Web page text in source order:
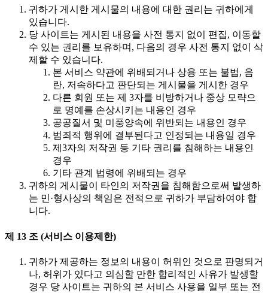
귀하가 게시한 게시물의 내용에 대한 권리는 귀하에게
있습니다.
당 사이트는 게시된 내용을 사전 통지 없이 편집, 이동할
수 있는 권리를 보유하며, 다음의 경우 사전 통지 없이 삭
제할 수 있습니다.
본 서비스 약관에 위배되거나 상용 또는 불법, 음
란, 저속하다고 판단되는 게시물을 게시한 경우
다른 회원 또는 제 3자를 비방하거나 중상 모략으
로 명예를 손상시키는 내용인 경우
공공질서 및 미풍양속에 위반되는 내용인 경우
범죄적 행위에 결부된다고 인정되는 내용일 경우
제3자의 저작권 등 기타 권리를 침해하는 내용인
경우
기타 관계 법령에 위배되는 경우
귀하의 게시물이 타인의 저작권을 침해함으로써 발생하
는 민·형사상의 책임은 전적으로 귀하가 부담하여야 합
니다.
제 13 조 (서비스 이용제한)
귀하가 제공하는 정보의 내용이 허위인 것으로 판명되거
나, 허위가 있다고 의심할 만한 합리적인 사유가 발생할
경우 당 사이트는 귀하의 본 서비스 사용을 일부 또는 전